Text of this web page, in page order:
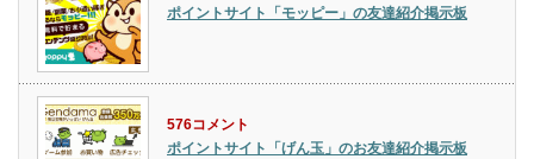
ポイントサイト「モッピー」の友達紹介掲示板
576コメント
ポイントサイト「げん玉」のお友達紹介掲示板